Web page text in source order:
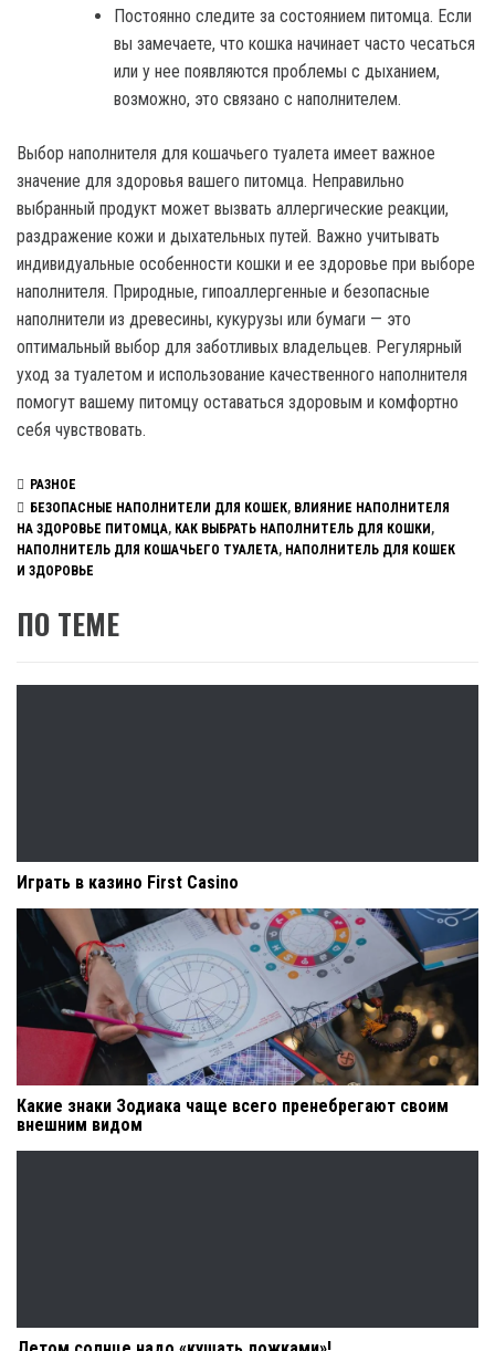
Постоянно следите за состоянием питомца. Если
вы замечаете, что кошка начинает часто чесаться
или у нее появляются проблемы с дыханием,
возможно, это связано с наполнителем.
Выбор наполнителя для кошачьего туалета имеет важное
значение для здоровья вашего питомца. Неправильно
выбранный продукт может вызвать аллергические реакции,
раздражение кожи и дыхательных путей. Важно учитывать
индивидуальные особенности кошки и ее здоровье при выборе
наполнителя. Природные, гипоаллергенные и безопасные
наполнители из древесины, кукурузы или бумаги — это
оптимальный выбор для заботливых владельцев. Регулярный
уход за туалетом и использование качественного наполнителя
помогут вашему питомцу оставаться здоровым и комфортно
себя чувствовать.
РАЗНОЕ
БЕЗОПАСНЫЕ НАПОЛНИТЕЛИ ДЛЯ КОШЕК, ВЛИЯНИЕ НАПОЛНИТЕЛЯ
НА ЗДОРОВЬЕ ПИТОМЦА, КАК ВЫБРАТЬ НАПОЛНИТЕЛЬ ДЛЯ КОШКИ ,
НАПОЛНИТЕЛЬ ДЛЯ КОШАЧЬЕГО ТУАЛЕТА, НАПОЛНИТЕЛЬ ДЛЯ КОШЕК
И ЗДОРОВЬЕ
ПО ТЕМЕ
Играть в казино First Casino
Какие знаки Зодиака чаще всего пренебрегают своим
внешним видом